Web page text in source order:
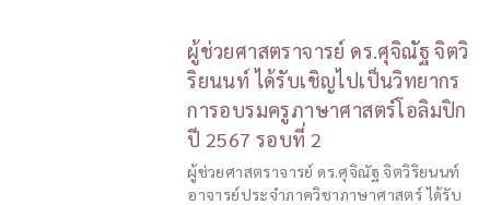
ผู้ช่วยศาสตราจารย์ ดร.ศุจิณัฐ จิตวิ
ริยนนท์ ได้รับเชิญไปเป็นวิทยากร
การอบรมครูภาษาศาสตร์โอลิมปิก
ปี 2567 รอบที่ 2
ผู้ช่วยศาสตราจารย์ ดร.ศุจิณัฐ จิตวิริยนนท์
อาจารย์ประจำภาควิชาภาษาศาสตร์ ได้รับ